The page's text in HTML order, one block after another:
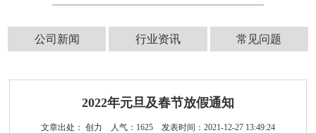
公司新闻 行业资讯 常见问题
2022年元旦及春节放假通知
文章出处： 创力 人气： 1625 发表时间：2021-12-27 13:49:24